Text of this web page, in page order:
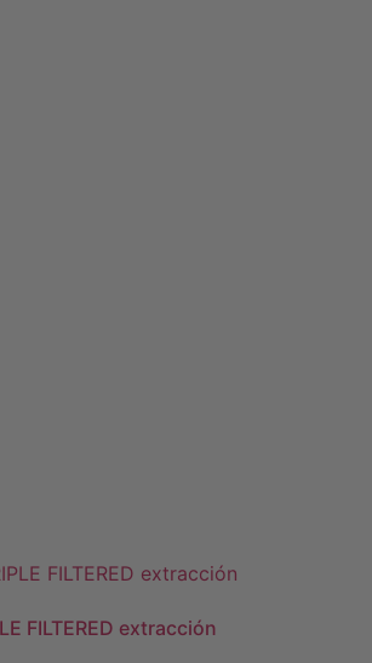
FILTERED extracción